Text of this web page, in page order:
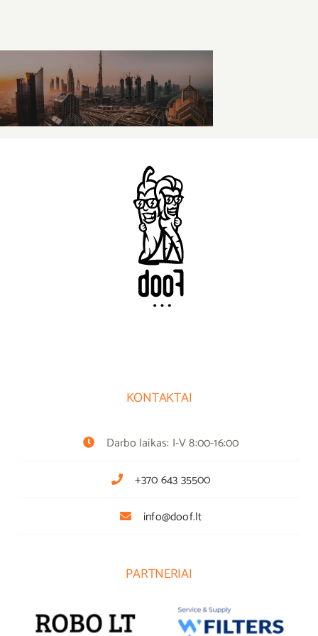
KONTAKTAI
Darbo laikas: I-V 8:00-16:00
+370 643 35500
info@doof.lt
PARTNERIAI